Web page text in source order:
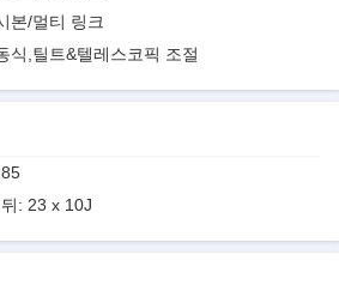
본/멀티 링크
식,틸트&텔레스코픽 조절
: 23 x 10J